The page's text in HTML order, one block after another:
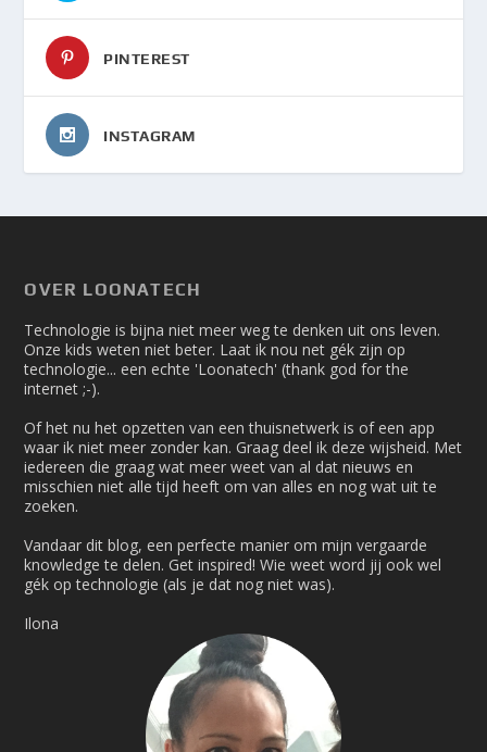
PINTEREST
INSTAGRAM
OVER LOONATECH
Technologie is bijna niet meer weg te denken uit ons leven.
Onze kids weten niet beter. Laat ik nou net gék zijn op
technologie... een echte 'Loonatech' (thank god for the
internet ;-).
Of het nu het opzetten van een thuisnetwerk is of een app
waar ik niet meer zonder kan. Graag deel ik deze wijsheid. Met
iedereen die graag wat meer weet van al dat nieuws en
misschien niet alle tijd heeft om van alles en nog wat uit te
zoeken.
Vandaar dit blog, een perfecte manier om mijn vergaarde
knowledge te delen. Get inspired! Wie weet word jij ook wel
gék op technologie (als je dat nog niet was).
Ilona